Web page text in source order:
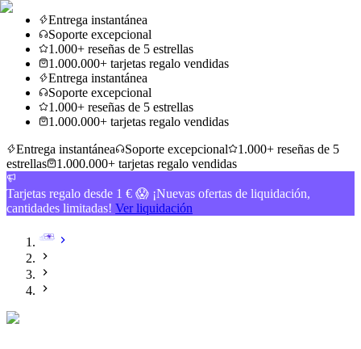
Entrega instantánea
Soporte excepcional
1.000+ reseñas de 5 estrellas
1.000.000+ tarjetas regalo vendidas
Entrega instantánea
Soporte excepcional
1.000+ reseñas de 5 estrellas
1.000.000+ tarjetas regalo vendidas
Entrega instantánea
Soporte excepcional
1.000+ reseñas de 5
estrellas
1.000.000+ tarjetas regalo vendidas
Tarjetas regalo desde 1 € 😱 ¡Nuevas ofertas de liquidación,
cantidades limitadas! Ver liquidación